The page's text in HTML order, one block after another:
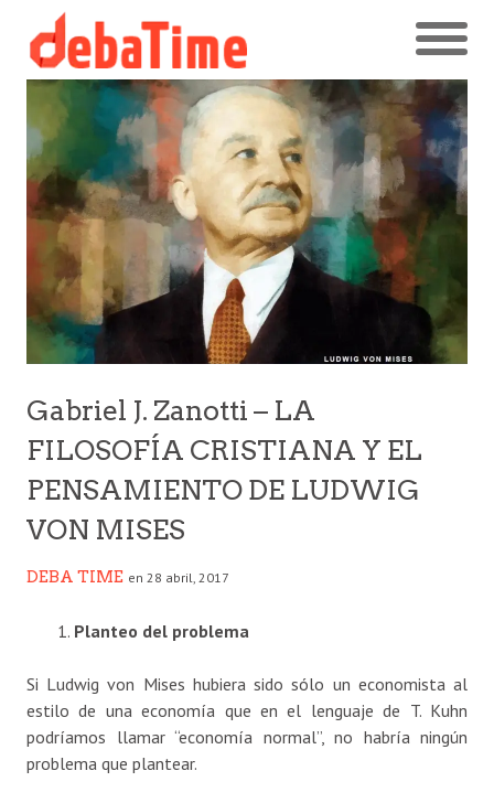
Gabriel J. Zanotti – LA
FILOSOFÍA CRISTIANA Y EL
PENSAMIENTO DE LUDWIG
VON MISES
DEBA TIME en 28 abril, 2017
Planteo del problema
Si Ludwig von Mises hubiera sido sólo un economista al
estilo de una economía que en el lenguaje de T. Kuhn
podríamos llamar “economía normal”, no habría ningún
problema que plantear.